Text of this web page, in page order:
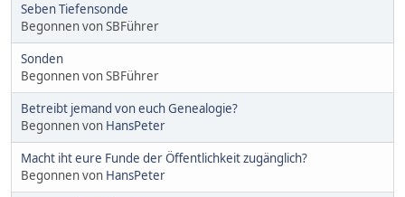
Seben Tiefensonde
Begonnen von SBFührer
Sonden
Begonnen von SBFührer
Betreibt jemand von euch Genealogie?
Begonnen von HansPeter
Macht iht eure Funde der Öffentlichkeit zugänglich?
Begonnen von HansPeter